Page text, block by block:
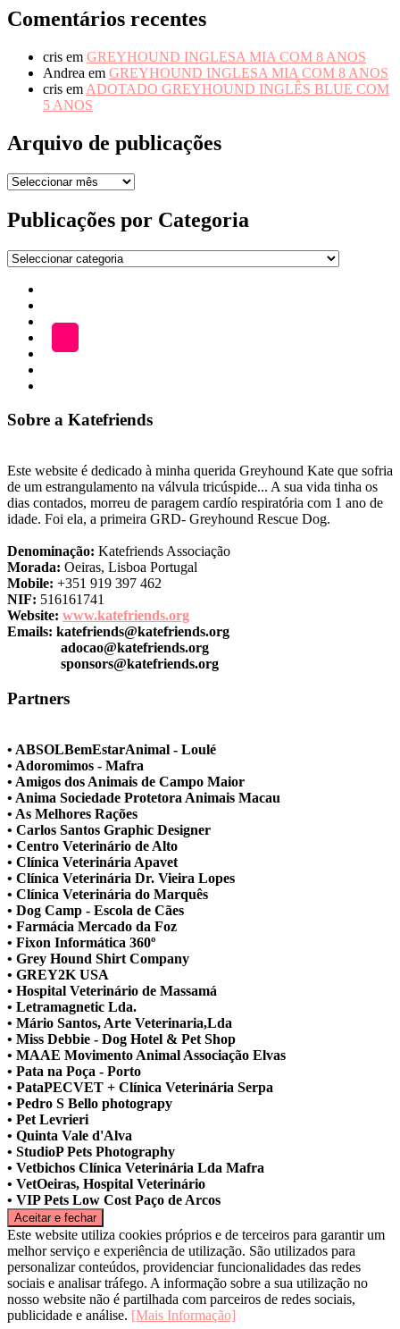
Comentários recentes
cris em GREYHOUND INGLESA MIA COM 8 ANOS
Andrea em GREYHOUND INGLESA MIA COM 8 ANOS
cris em ADOTADO GREYHOUND INGLÊS BLUE COM
5 ANOS
Arquivo de publicações
Arquivo
publicações
Publicações por Categoria
Publicações
Categoria
ADOÇÃO
LOJA
Sobre a Katefriends
Este website é dedicado à minha querida Greyhound Kate que sofria
de um estrangulamento na válvula tricúspide... A sua vida tinha os
dias contados, morreu de paragem cardío respiratória com 1 ano de
idade. Foi ela, a primeira GRD- Greyhound Rescue Dog.
Denominação: Katefriends Associação
Morada: Oeiras, Lisboa Portugal
Mobile: +351 919 397 462
NIF: 516161741
Website: www.katefriends.org
Emails: katefriends@katefriends.org
adocao@katefriends.org
sponsors@katefriends.org
Partners
• ABSOLBemEstarAnimal - Loulé
• Adoromimos - Mafra
• Amigos dos Animais de Campo Maior
• Anima Sociedade Protetora Animais Macau
• As Melhores Rações
• Carlos Santos Graphic Designer
• Centro Veterinário de Alto
• Clínica Veterinária Apavet
• Clínica Veterinária Dr. Vieira Lopes
• Clínica Veterinária do Marquês
• Dog Camp - Escola de Cães
• Farmácia Mercado da Foz
• Fixon Informática 360º
• Grey Hound Shirt Company
• GREY2K USA
• Hospital Veterinário de Massamá
• Letramagnetic Lda.
• Mário Santos, Arte Veterinaria,Lda
• Miss Debbie - Dog Hotel & Pet Shop
• MAAE Movimento Animal Associação Elvas
• Pata na Poça - Porto
• PataPECVET + Clínica Veterinária Serpa
• Pedro S Bello photograpy
• Pet Levrieri
• Quinta Vale d'Alva
• StudioP Pets Photography
• Vetbichos Clínica Veterinária Lda Mafra
• VetOeiras, Hospital Veterinário
• VIP Pets Low Cost Paço de Arcos
Este website utiliza cookies próprios e de terceiros para garantir um
melhor serviço e experiência de utilização. São utilizados para
personalizar conteúdos, providenciar funcionalidades das redes
sociais e analisar tráfego. A informação sobre a sua utilização no
nosso website não é partilhada com parceiros de redes sociais,
publicidade e análise. [Mais Informação]